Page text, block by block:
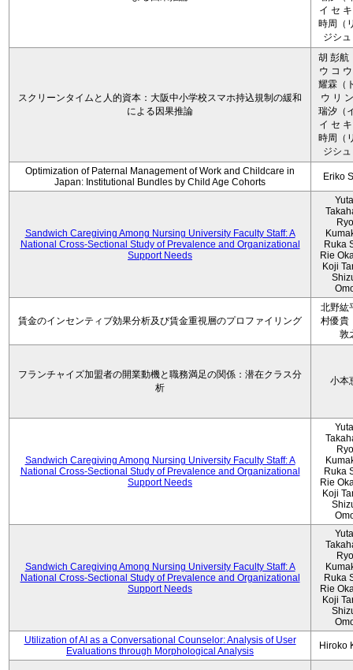
イ セ
時周（
ジシ
スクリーンタイムと人的資本：大阪中小学校スマホ持込規制の緩和
による因果推論
胡 彭航
ウ コ
耀霖（
ウ リ
瑞汐（
イ セ
時周（
ジシ
Optimization of Paternal Management of Work and Childcare in
Japan: Institutional Bundles by Child Age Cohorts
Eriko
Sandwich Caregiving Among Nursing University Faculty Staff: A
National Cross-Sectional Study of Prevalence and Organizational
Support Needs
Ruka
Rie
Koji
賃金のインセンティブ効果分析及び賃金重視層のプロファイリング
北野紘
村優貴
敦
フランチャイズ加盟者の開業動機と職務満足の関係：潜在クラス分
析
小本
Sandwich Caregiving Among Nursing University Faculty Staff: A
National Cross-Sectional Study of Prevalence and Organizational
Support Needs
Ruka
Rie
Koji
Sandwich Caregiving Among Nursing University Faculty Staff: A
National Cross-Sectional Study of Prevalence and Organizational
Support Needs
Ruka
Rie
Koji
Utilization of AI as a Conversational Counselor: Analysis of User
Evaluations through Morphological Analysis
Hiroko